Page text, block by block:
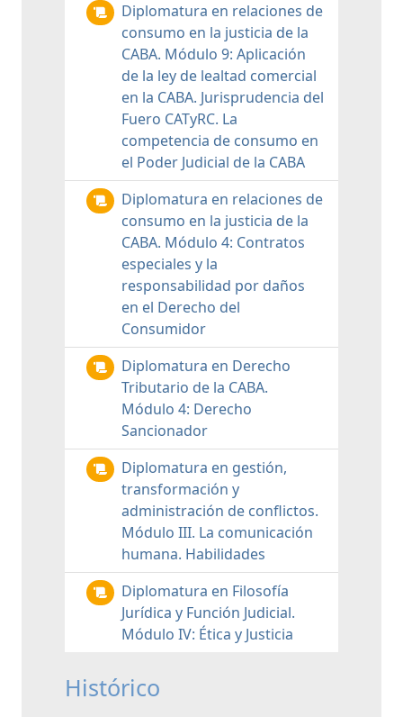
Diplomatura en relaciones de
consumo en la justicia de la
CABA. Módulo 9: Aplicación
de la ley de lealtad comercial
en la CABA. Jurisprudencia del
Fuero CATyRC. La
competencia de consumo en
el Poder Judicial de la CABA
Diplomatura en relaciones de
consumo en la justicia de la
CABA. Módulo 4: Contratos
especiales y la
responsabilidad por daños
en el Derecho del
Consumidor
Diplomatura en Derecho
Tributario de la CABA.
Módulo 4: Derecho
Sancionador
Diplomatura en gestión,
transformación y
administración de conflictos.
Módulo III. La comunicación
humana. Habilidades
Diplomatura en Filosofía
Jurídica y Función Judicial.
Módulo IV: Ética y Justicia
Histórico